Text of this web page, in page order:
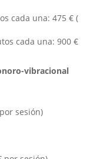
cada una: 475 € (
cada una: 900 €
vibracional
sesión)